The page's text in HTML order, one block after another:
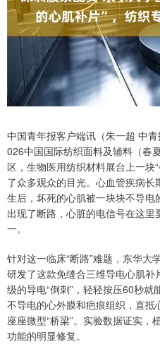
中国青年报客户端讯（朱一超 中
026中国国际纺织面料及辅料（春
区，生物医用纺织材料展台上一块
了众多观众的目光。心血管疾病
生后，坏死的心肌被一块块不导
出现了断路，心脏的电信号在这
一。
针对这一临床“断路”难题，东华大
研发了这款免缝合三维导电心肌
级的导电“倒刺”，轻轻按压60秒就
不导电的心外膜和疤痕组织，直
座座微型“桥梁”。实验数据证实
功能的明显修复。